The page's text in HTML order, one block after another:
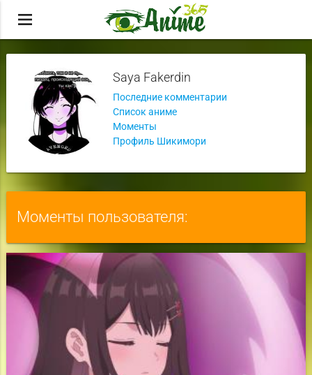
menu
Saya Fakerdin
Последние комментарии
Список аниме
Моменты
Профиль Шикимори
Моменты пользователя: